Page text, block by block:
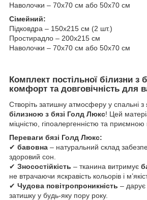
Наволочки – 70х70 см або 50х70 см
Сімейний:
Підковдра – 150х215 см (2 шт.)
Простирадло – 200х215 см
Наволочки – 70х70 см або 50х70 см
Комплект постільної білизни з
комфорт та довговічність для
Створіть затишну атмосферу у спальні з
білизною з бязі Голд Люкс! Цей
міцністю, гіпоалергенністю та приємною
Переваги бязі Голд Люкс:
✔ бавовна – натуральний склад
здоровий сон.
✔ Зносостійкість – тканина витримує
не втрачаючи яскравість кольорів і
✔ Чудова повітропроникність – дарує
затишку у будь-яку пору року.